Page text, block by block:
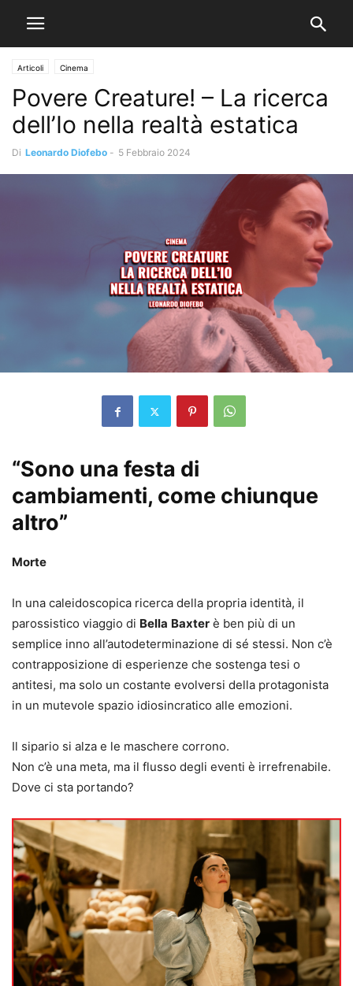
Articoli Cinema
Povere Creature! – La ricerca
dell’Io nella realtà estatica
Di Leonardo Diofebo - 5 Febbraio 2024
“Sono una festa di
cambiamenti, come chiunque
altro”
Morte
In una caleidoscopica ricerca della propria identità, il
parossistico viaggio di Bella Baxter è ben più di un
semplice inno all’autodeterminazione di sé stessi. Non c’è
contrapposizione di esperienze che sostenga tesi o
antitesi, ma solo un costante evolversi della protagonista
in un mutevole spazio idiosincratico alle emozioni.
Il sipario si alza e le maschere corrono.
Non c’è una meta, ma il flusso degli eventi è irrefrenabile.
Dove ci sta portando?